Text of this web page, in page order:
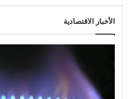
الأخبار الاقتصادية